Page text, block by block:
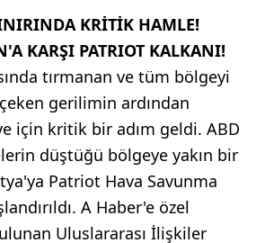
KRİTİK HAMLE!
KARŞI PATRIOT KALKANI!
tırmanan ve tüm bölgeyi
gerilimin ardından
için kritik bir adım geldi. ABD
düştüğü bölgeye yakın bir
Patriot Hava Savunma
A Haber'e özel
Uluslararası İlişkiler